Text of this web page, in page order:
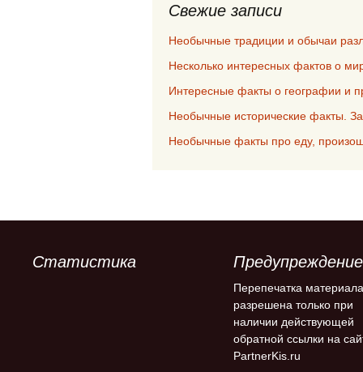
Свежие записи
Необычные традиции и обычаи
Несколько интересных фактов о
Интересные факты о географии и
Необычные исторические факты.
Необычные факты про еду,
Статистика Предупреждение
Перепечатка материала
разрешена только при
наличии действующей
обратной ссылки на
PartnerKis.ru